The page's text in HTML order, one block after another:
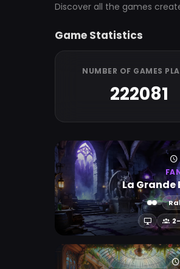
Discover all the games
Game Statistics
NUMBER OF GAMES
222081
La Grande